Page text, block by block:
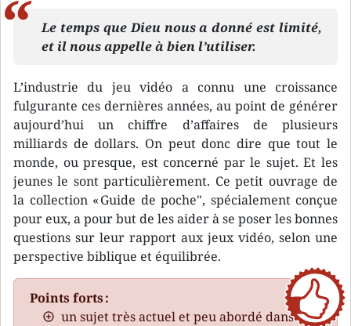
Le temps que Dieu nous a donné est limité,
et il nous appelle à bien l’utiliser.
L’industrie du jeu vidéo a connu une croissance
fulgurante ces dernières années, au point de générer
aujourd’hui un chiffre d’affaires de plusieurs
milliards de dollars. On peut donc dire que tout le
monde, ou presque, est concerné par le sujet. Et les
jeunes le sont particulièrement. Ce petit ouvrage de
la collection « Guide de poche", spécialement conçue
pour eux, a pour but de les aider à se poser les bonnes
questions sur leur rapport aux jeux vidéo, selon une
perspective biblique et équilibrée.
Points forts :
un sujet très actuel et peu abordé dans